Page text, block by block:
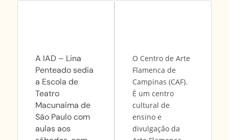
A IAD – Lina
Penteado sedia
a Escola de
Teatro
Macunaíma de
São Paulo com
aulas aos
O Centro de Arte
Flamenca de
Campinas (CAF).
É um centro
cultural de
ensino e
divulgação da